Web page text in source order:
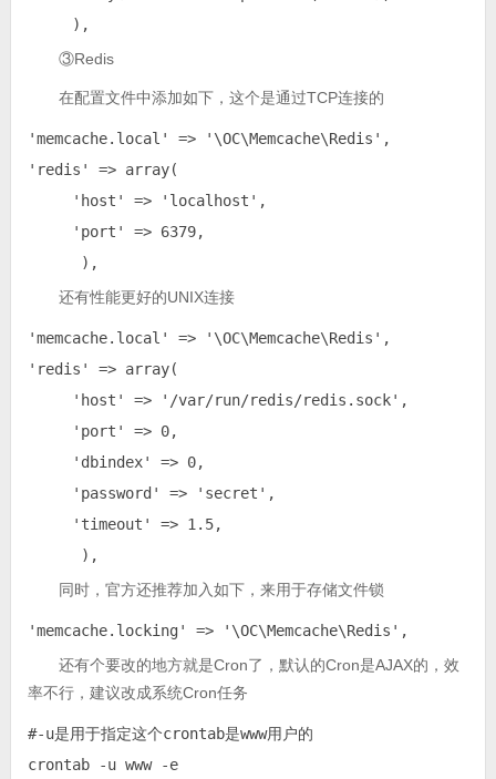
     ),
③Redis
在配置文件中添加如下，这个是通过TCP连接的
'memcache.local' => '\OC\Memcache\Redis',
'redis' => array(
     'host' => 'localhost',
     'port' => 6379,
      ),
还有性能更好的UNIX连接
'memcache.local' => '\OC\Memcache\Redis',
'redis' => array(
     'host' => '/var/run/redis/redis.sock',
     'port' => 0,
     'dbindex' => 0,
     'password' => 'secret',
     'timeout' => 1.5,
      ),
同时，官方还推荐加入如下，来用于存储文件锁
'memcache.locking' => '\OC\Memcache\Redis',
还有个要改的地方就是Cron了，默认的Cron是AJAX的，效
率不行，建议改成系统Cron任务
#-u是用于指定这个crontab是www用户的
crontab -u www -e